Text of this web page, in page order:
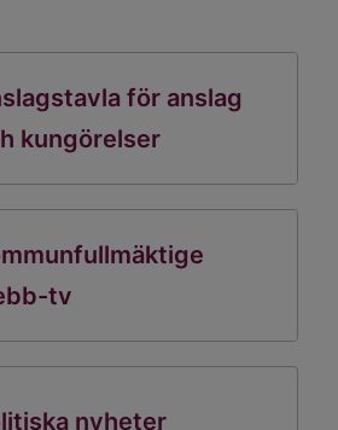
för anslag
kungörelser
tv
nyheter